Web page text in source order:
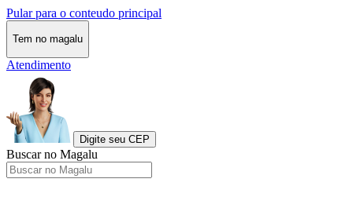
Pular para o conteudo principal
Tem no magalu
Atendimento
Digite seu CEP
Buscar no Magalu